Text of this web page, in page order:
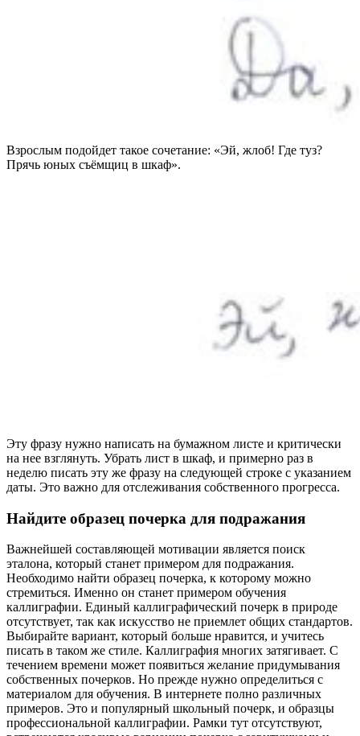
Взрослым подойдет такое сочетание: «Эй, жлоб! Где туз?
Прячь юных съёмщиц в шкаф».
Эту фразу нужно написать на бумажном листе и критически
на нее взглянуть. Убрать лист в шкаф, и примерно раз в
неделю писать эту же фразу на следующей строке с указанием
даты. Это важно для отслеживания собственного прогресса.
Найдите образец почерка для подражания
Важнейшей составляющей мотивации является поиск
эталона, который станет примером для подражания.
Необходимо найти образец почерка, к которому можно
стремиться. Именно он станет примером обучения
каллиграфии. Единый каллиграфический почерк в природе
отсутствует, так как искусство не приемлет общих стандартов.
Выбирайте вариант, который больше нравится, и учитесь
писать в таком же стиле. Каллиграфия многих затягивает. С
течением времени может появиться желание придумывания
собственных почерков. Но прежде нужно определиться с
материалом для обучения. В интернете полно различных
примеров. Это и популярный школьный почерк, и образцы
профессиональной каллиграфии. Рамки тут отсутствуют,